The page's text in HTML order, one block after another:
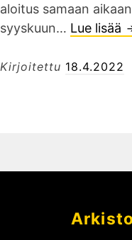
aloitus samaan
syyskuun… Lue lisää
Kirjoitettu 18.4.2022